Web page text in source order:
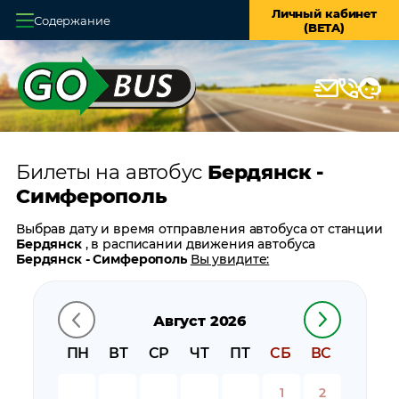
Содержание
Личный кабинет
(BETA)
Главная
О системе
Оплата и доставка
Возврат билетов
Заказ автобуса
Контакты
Билеты на автобус Бердянск -
Симферополь
Август 2026
ПН
ВТ СР ЧТ ПТ СБ ВС
1 2
Выбрав дату и время отправления автобуса от станции
Бердянск , в расписании движения автобуса
Бердянск - Симферополь Вы увидите:
время прибытия
время в пути
цену билета